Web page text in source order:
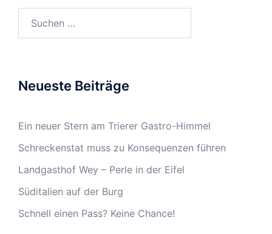
Neueste Beiträge
Ein neuer Stern am Trierer Gastro-Himmel
Schreckenstat muss zu Konsequenzen führen
Landgasthof Wey – Perle in der Eifel
Süditalien auf der Burg
Schnell einen Pass? Keine Chance!